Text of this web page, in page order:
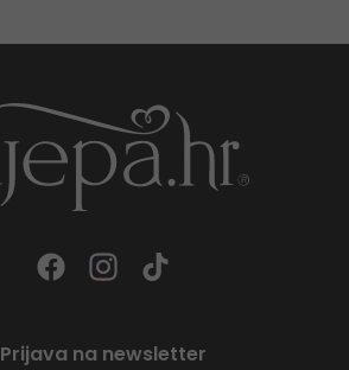
Prijava na newsletter